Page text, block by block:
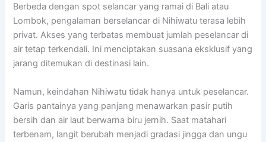
Berbeda dengan spot selancar yang ramai di Bali atau
Lombok, pengalaman berselancar di Nihiwatu terasa lebih
privat. Akses yang terbatas membuat jumlah peselancar di
air tetap terkendali. Ini menciptakan suasana eksklusif yang
jarang ditemukan di destinasi lain.
Namun, keindahan Nihiwatu tidak hanya untuk peselancar.
Garis pantainya yang panjang menawarkan pasir putih
bersih dan air laut berwarna biru jernih. Saat matahari
terbenam, langit berubah menjadi gradasi jingga dan ungu